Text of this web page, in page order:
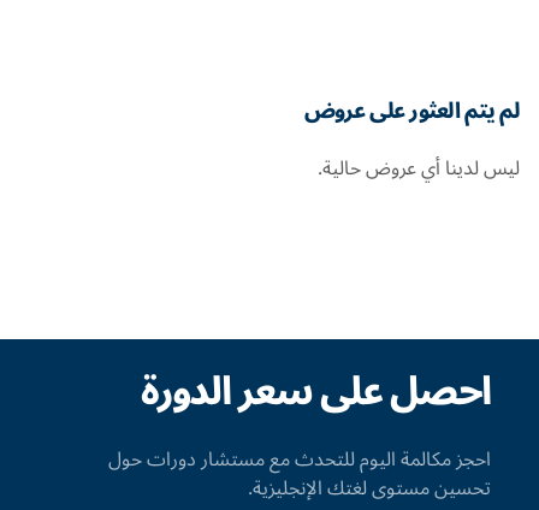
لم يتم العثور على عروض
ليس لدينا أي عروض حالية.
احصل على سعر الدورة
احجز مكالمة اليوم للتحدث مع مستشار دورات حول
تحسين مستوى لغتك الإنجليزية.